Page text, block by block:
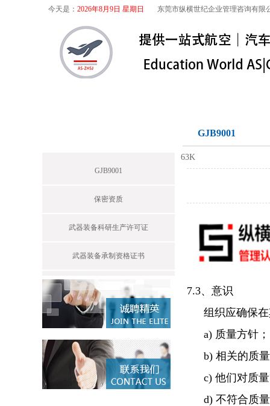
今天是： 2026年8月9日 星期日 东莞市纵横世纪企业管理咨询有限
GJB9001
保密资质
武器装备科研生产许可证
武器装备承制资格证书
GJB9001
63K
7.3、意识
组织应确保
a) 质量方针；
b) 相关的质
c) 他们对质
d) 不符合质